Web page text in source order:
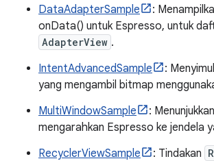
DataAdapterSample
:
onData() untuk Espresso, untuk
AdapterView .
IntentAdvancedSample
:
yang mengambil bitmap
MultiWindowSample
:
mengarahkan Espresso ke jendela
RecyclerViewSample
: Tindakan